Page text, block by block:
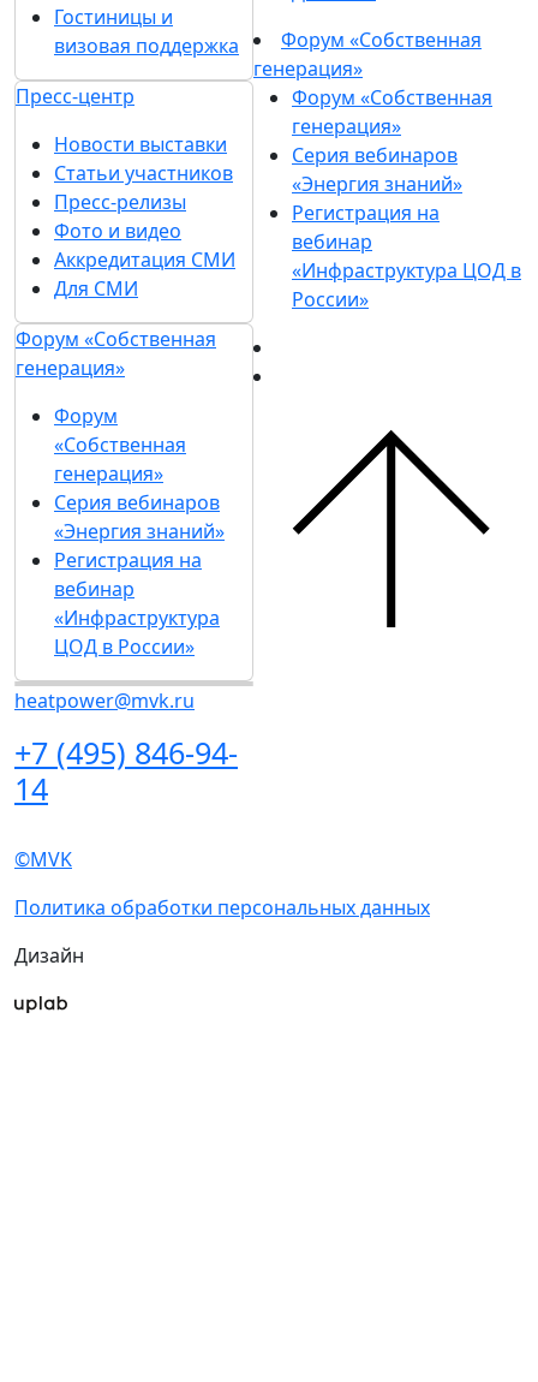
Гостиницы и
визовая поддержка
Пресс-центр
Новости выставки
Статьи участников
Пресс-релизы
Фото и видео
Аккредитация СМИ
Для СМИ
Форум «Собственная
генерация»
Форум
«Собственная
генерация»
Серия вебинаров
«Энергия знаний»
Регистрация на
вебинар
«Инфраструктура
ЦОД в России»
heatpower@mvk.ru
+7 (495) 846-94-
14
Форум «Собственная
генерация»
Форум «Собственная
генерация»
Серия вебинаров
«Энергия знаний»
Регистрация на
вебинар
«Инфраструктура ЦОД в
России»
©MVK
Политика обработки персональных данных
Дизайн